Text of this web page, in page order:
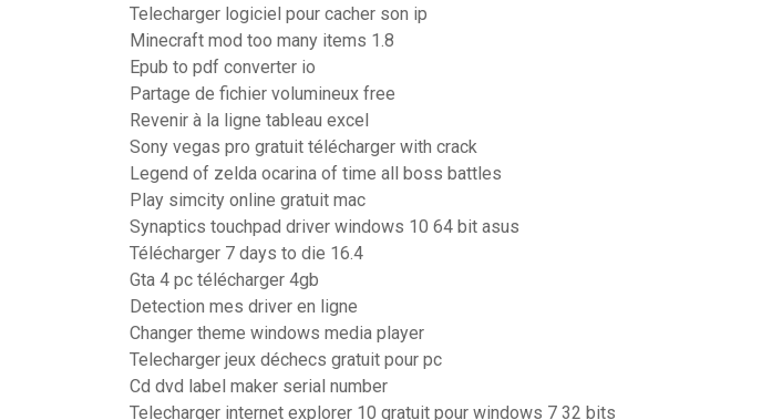
Telecharger logiciel pour cacher son ip
Minecraft mod too many items 1.8
Epub to pdf converter io
Partage de fichier volumineux free
Revenir à la ligne tableau excel
Sony vegas pro gratuit télécharger with crack
Legend of zelda ocarina of time all boss battles
Play simcity online gratuit mac
Synaptics touchpad driver windows 10 64 bit asus
Télécharger 7 days to die 16.4
Gta 4 pc télécharger 4gb
Detection mes driver en ligne
Changer theme windows media player
Telecharger jeux déchecs gratuit pour pc
Cd dvd label maker serial number
Telecharger internet explorer 10 gratuit pour windows 7 32 bits